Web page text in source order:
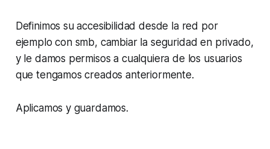
Definimos su accesibilidad desde la red por
ejemplo con smb, cambiar la seguridad en privado,
y le damos permisos a cualquiera de los usuarios
que tengamos creados anteriormente.
Aplicamos y guardamos.